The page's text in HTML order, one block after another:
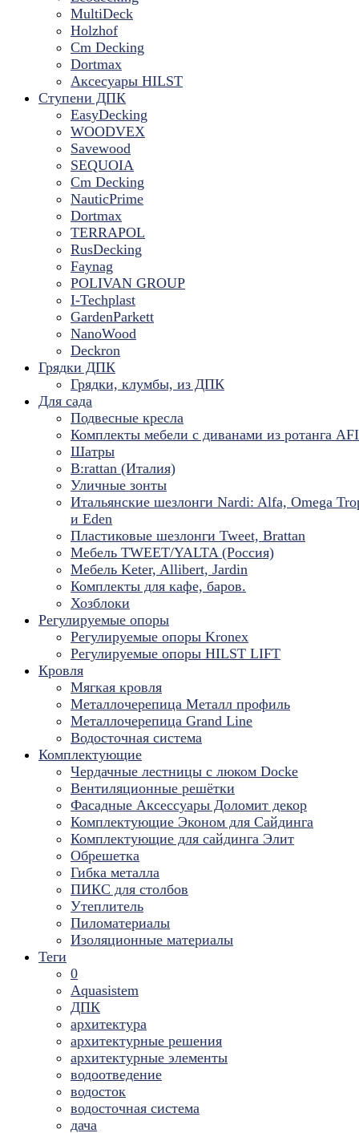
MultiDeck
Holzhof
Cm Decking
Dortmax
Аксесуары HILST
Ступени ДПК
EasyDecking
WOODVEX
Savewood
SEQUOIA
Cm Decking
NauticPrime
Dortmax
TERRAPOL
RusDecking
Faynag
POLIVAN GROUP
I-Techplast
GardenParkett
NanoWood
Deckron
Грядки ДПК
Грядки, клумбы, из ДПК
Для сада
Подвесные кресла
Комплекты мебели с диванами из ротанга
Шатры
B:rattan (Италия)
Уличные зонты
Итальянские шезлонги Nardi: Alfa, Omega
и Eden
Пластиковые шезлонги Tweet, Brattan
Мебель TWEET/YALTA (Россия)
Мебель Keter, Allibert, Jardin
Комплекты для кафе, баров.
Хозблоки
Регулируемые опоры
Регулируемые опоры Kronex
Регулируемые опоры HILST LIFT
Кровля
Мягкая кровля
Металлочерепица Металл профиль
Металлочерепица Grand Line
Водосточная система
Комплектующие
Чердачные лестницы с люком Docke
Вентиляционные решётки
Фасадные Аксессуары Доломит декор
Комплектующие Эконом для Сайдинга
Комплектующие для cайдинга Элит
Обрешетка
Гибка металла
ПИКС для столбов
Утеплитель
Пиломатериалы
Изоляционные материалы
Теги
0
Aquasistem
ДПК
архитектура
архитектурные решения
архитектурные элементы
водоотведение
водосток
водосточная система
дача